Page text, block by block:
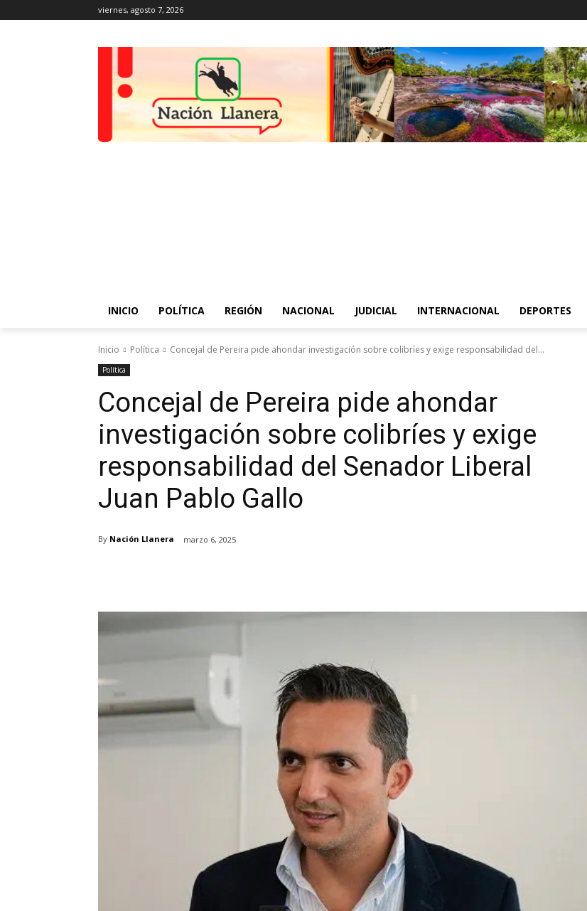
viernes, agosto 7, 2026
INICIO POLÍTICA REGIÓN NACIONAL JUDICIAL INTERNACIONAL DEPORTES
Inicio Política Concejal de Pereira pide ahondar investigación sobre colibríes y exige responsabilidad del...
Política
Concejal de Pereira pide ahondar
investigación sobre colibríes y exige
responsabilidad del Senador Liberal
Juan Pablo Gallo
By Nación Llanera marzo 6, 2025